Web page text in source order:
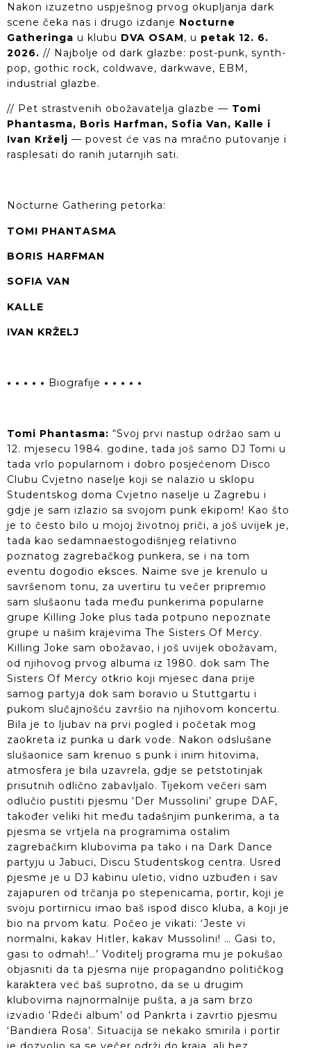
Nakon izuzetno uspješnog prvog okupljanja dark
scene čeka nas i drugo izdanje Nocturne
Gatheringa u klubu DVA OSAM, u petak 12. 6.
2026. // Najbolje od dark glazbe: post-punk, synth-
pop, gothic rock, coldwave, darkwave, EBM,
industrial glazbe.
// Pet strastvenih obožavatelja glazbe — Tomi
Phantasma, Boris Harfman, Sofia Van, Kalle i
Ivan Krželj — povest će vas na mračno putovanje i
rasplesati do ranih jutarnjih sati.
Nocturne Gathering petorka:
TOMI PHANTASMA
BORIS HARFMAN
SOFIA VAN
KALLE
IVAN KRŽELJ
• • • • • Biografije • • • • •
Tomi Phantasma: “Svoj prvi nastup održao sam u
12. mjesecu 1984. godine, tada još samo DJ Tomi u
tada vrlo popularnom i dobro posjećenom Disco
Clubu Cvjetno naselje koji se nalazio u sklopu
Studentskog doma Cvjetno naselje u Zagrebu i
gdje je sam izlazio sa svojom punk ekipom! Kao što
je to često bilo u mojoj životnoj priči, a još uvijek je,
tada kao sedamnaestogodišnjeg relativno
poznatog zagrebačkog punkera, se i na tom
eventu dogodio eksces. Naime sve je krenulo u
savršenom tonu, za uvertiru tu večer pripremio
sam slušaonu tada među punkerima popularne
grupe Killing Joke plus tada potpuno nepoznate
grupe u našim krajevima The Sisters Of Mercy.
Killing Joke sam obožavao, i još uvijek obožavam,
od njihovog prvog albuma iz 1980. dok sam The
Sisters Of Mercy otkrio koji mjesec dana prije
samog partyja dok sam boravio u Stuttgartu i
pukom slučajnošću završio na njihovom koncertu.
Bila je to ljubav na prvi pogled i početak mog
zaokreta iz punka u dark vode. Nakon odslušane
slušaonice sam krenuo s punk i inim hitovima,
atmosfera je bila uzavrela, gdje se petstotinjak
prisutnih odlično zabavljalo. Tijekom večeri sam
odlučio pustiti pjesmu ‘Der Mussolini’ grupe DAF,
također veliki hit među tadašnjim punkerima, a ta
pjesma se vrtjela na programima ostalim
zagrebačkim klubovima pa tako i na Dark Dance
partyju u Jabuci, Discu Studentskog centra. Usred
pjesme je u DJ kabinu uletio, vidno uzbuđen i sav
zajapuren od trčanja po stepenicama, portir, koji je
svoju portirnicu imao baš ispod disco kluba, a koji je
bio na prvom katu. Počeo je vikati: ‘Jeste vi
normalni, kakav Hitler, kakav Mussolini! … Gasi to,
gasi to odmah!…’ Voditelj programa mu je pokušao
objasniti da ta pjesma nije propagandno političkog
karaktera već baš suprotno, da se u drugim
klubovima najnormalnije pušta, a ja sam brzo
izvadio ‘Rdeči album’ od Pankrta i zavrtio pjesmu
‘Bandiera Rosa’. Situacija se nekako smirila i portir